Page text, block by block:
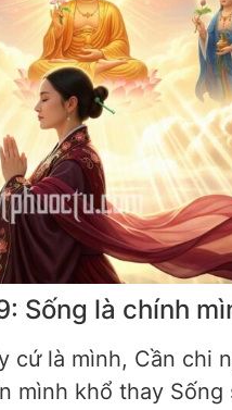
Sống là chính
cứ là mình, Cần chi
mình khổ thay Sống